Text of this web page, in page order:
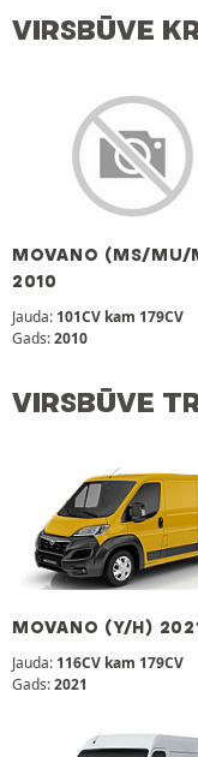
VIRSBŪVE
MOVANO (MS/MU/
2010
Jauda: 101CV kam 179CV
Gads:2010
VIRSBŪVE
MOVANO (Y/H)
Jauda: 116CV kam 179CV
Gads:2021